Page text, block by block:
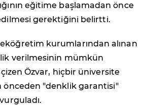
eğitime başlamadan önce
gerektiğini belirtti.
kurumlarından alınan
verilmesinin mümkün
çizen Özvar, hiçbir üniversite
önceden "denklik garantisi"